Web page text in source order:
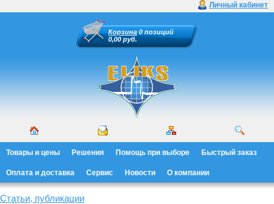
Личный кабинет
Корзина 0 позиций
0,00 руб.
Товары и цены Решения Помощь при выборе Быстрый заказ
Оплата и доставка Сервис Новости О компании
Статьи, публикации